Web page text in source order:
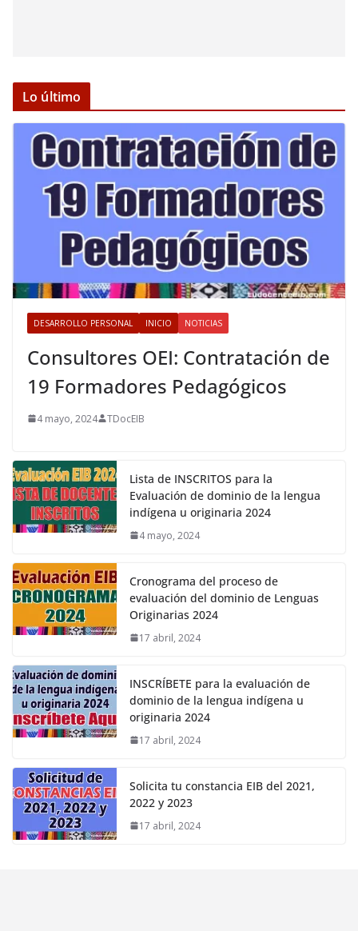
Lo último
DESARROLLO PERSONAL INICIO NOTICIAS
Consultores OEI: Contratación de
19 Formadores Pedagógicos
4 mayo, 2024 TDocEIB
Lista de INSCRITOS para la
Evaluación de dominio de la lengua
indígena u originaria 2024
4 mayo, 2024
Cronograma del proceso de
evaluación del dominio de Lenguas
Originarias 2024
17 abril, 2024
INSCRÍBETE para la evaluación de
dominio de la lengua indígena u
originaria 2024
17 abril, 2024
Solicita tu constancia EIB del 2021,
2022 y 2023
17 abril, 2024